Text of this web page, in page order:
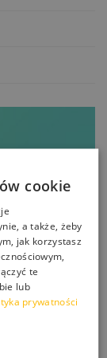
cookie
a także, żeby
jak korzystasz
te
lub
prywatności